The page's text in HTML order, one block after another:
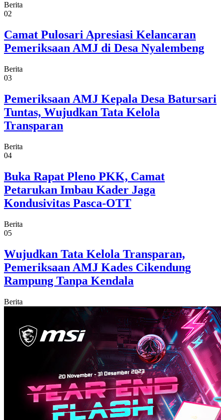
Berita
02
Camat Pulosari Apresiasi Kelancaran
Pemeriksaan AMJ di Desa Nyalembeng
Berita
03
Pemeriksaan AMJ Kepala Desa Batursari
Tuntas, Wujudkan Tata Kelola
Transparan
Berita
04
Buka Rapat Pleno PKK, Camat
Petarukan Imbau Kader Jaga
Kondusivitas Pasca-OTT
Berita
05
Wujudkan Tata Kelola Transparan,
Pemeriksaan AMJ Kades Cikendung
Rampung Tanpa Kendala
Berita